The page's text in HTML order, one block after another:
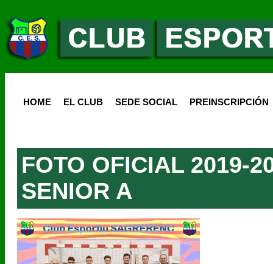
HOME EL CLUB SEDE SOCIAL PREINSCRIPCIÓN
FOTO OFICIAL 2019-
SENIOR A